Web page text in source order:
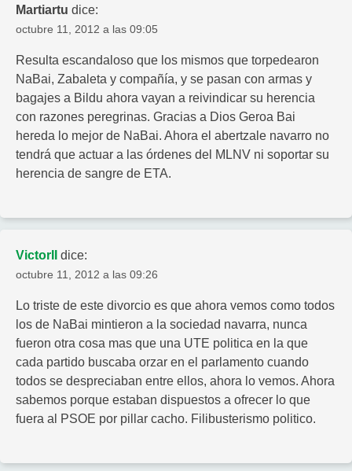
Martiartu dice:
octubre 11, 2012 a las 09:05
Resulta escandaloso que los mismos que torpedearon
NaBai, Zabaleta y compañía, y se pasan con armas y
bagajes a Bildu ahora vayan a reivindicar su herencia
con razones peregrinas. Gracias a Dios Geroa Bai
hereda lo mejor de NaBai. Ahora el abertzale navarro no
tendrá que actuar a las órdenes del MLNV ni soportar su
herencia de sangre de ETA.
VictorII dice:
octubre 11, 2012 a las 09:26
Lo triste de este divorcio es que ahora vemos como todos
los de NaBai mintieron a la sociedad navarra, nunca
fueron otra cosa mas que una UTE politica en la que
cada partido buscaba orzar en el parlamento cuando
todos se despreciaban entre ellos, ahora lo vemos. Ahora
sabemos porque estaban dispuestos a ofrecer lo que
fuera al PSOE por pillar cacho. Filibusterismo politico.